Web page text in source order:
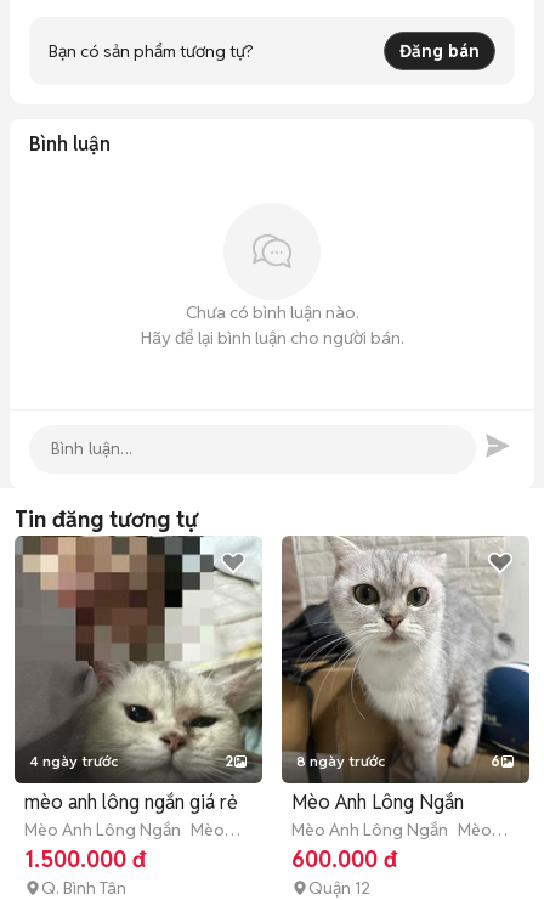
Bạn có sản phẩm tương tự? Đăng bán
Bình luận
Chưa có bình luận nào.
Hãy để lại bình luận cho người bán.
Tin đăng tương tự
4 ngày trước 2
mèo anh lông ngắn giá rẻ
Mèo Anh Lông Ngắn Mèo
trưởng thành (hơn 1 tuổi)
1.500.000 đ
Q. Bình Tân
8 ngày trước 6
Mèo Anh Lông Ngắn
Mèo Anh Lông Ngắn Mèo
nhỏ (dưới 1 năm tuổi)
600.000 đ
Quận 12